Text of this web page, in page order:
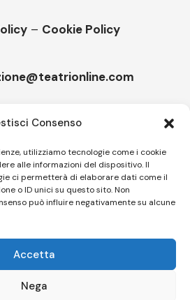
Consenso
utilizziamo tecnologie come i cookie
alle informazioni del dispositivo. Il
ci permetterà di elaborare dati come il
o ID unici su questo sito. Non
può influire negativamente su alcune
Accetta
Nega
– Cookie Policy
Calabria
SIMONE ROMPIETTI SR WEB